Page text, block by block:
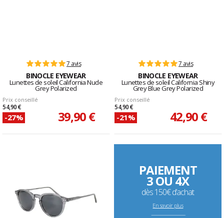
7 avis
BINOCLE EYEWEAR
Lunettes de soleil California Nude
Grey Polarized
Prix conseillé
54,90 €
-27% 39,90 €
7 avis
BINOCLE EYEWEAR
Lunettes de soleil California Shiny
Grey Blue Grey Polarized
Prix conseillé
54,90 €
-21% 42,90 €
PAIEMENT
3 OU 4X
dès 150€ d’achat
En savoir plus
--------------------------------------------------------------------